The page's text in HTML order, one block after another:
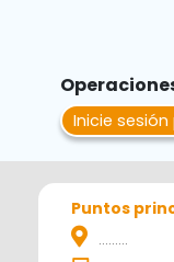
Inicie
Puntos
.........